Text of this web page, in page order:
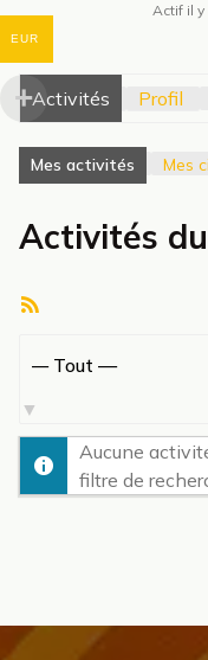
Actif il
Activités Profil
Mes activités Mes
Activités
par
activité:
Aucune
filtre de
EUR